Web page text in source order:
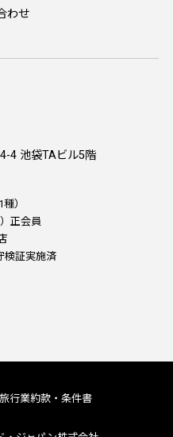
4 池袋TAビル5階
）
正会員
検証実施済
わせ
旅行業約款・条件書